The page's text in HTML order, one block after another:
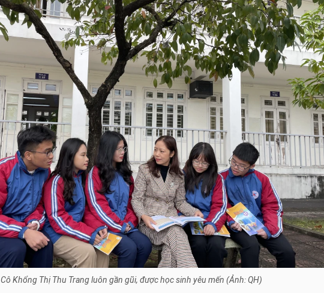
Cô Khổng Thị Thu Trang luôn gần gũi, được học sinh yêu mến (Ảnh: QH)